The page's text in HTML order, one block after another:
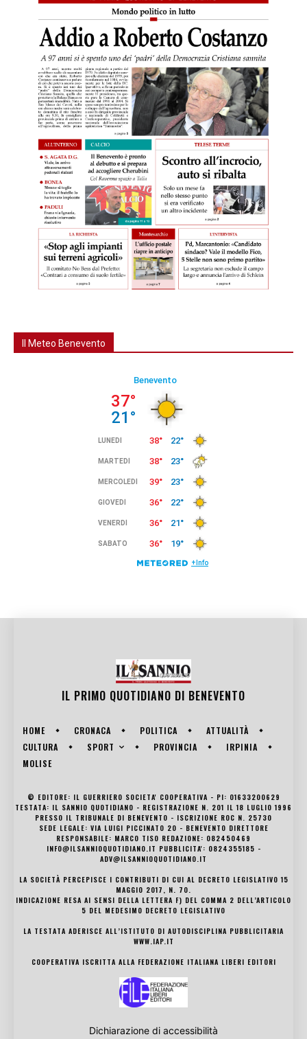
Il Meteo Benevento
IL PRIMO QUOTIDIANO DI BENEVENTO
HOME CRONACA POLITICA
ATTUALITÀ
CULTURA
SPORT PROVINCIA
IRPINIA
MOLISE
© EDITORE: IL GUERRIERO SOCIETA' COOPERATIVA - PI: 01633200629
TESTATA: IL SANNIO QUOTIDIANO - REGISTRAZIONE N. 201 IL 18 LUGLIO 1996
PRESSO IL TRIBUNALE DI BENEVENTO - ISCRIZIONE ROC N. 25730
SEDE LEGALE: VIA LUIGI PICCINATO 20 - BENEVENTO DIRETTORE
RESPONSABILE: MARCO TISO REDAZIONE: 082450469
INFO@ILSANNIOQUOTIDIANO.IT PUBBLICITA': 0824355185 -
ADV@ILSANNIOQUOTIDIANO.IT
LA SOCIETÀ PERCEPISCE I CONTRIBUTI DI CUI AL DECRETO LEGISLATIVO 15
MAGGIO 2017, N. 70.
INDICAZIONE RESA AI SENSI DELLA LETTERA F) DEL COMMA 2 DELL’ARTICOLO
5 DEL MEDESIMO DECRETO LEGISLATIVO
LA TESTATA ADERISCE ALL’ISTITUTO DI AUTODISCIPLINA PUBBLICITARIA
WWW.IAP.IT
COOPERATIVA ISCRITTA ALLA FEDERAZIONE ITALIANA LIBERI EDITORI
Dichiarazione di accessibilità